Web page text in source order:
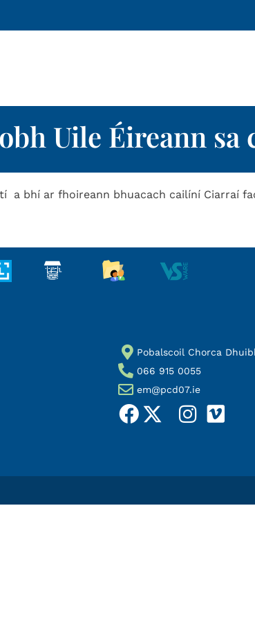
Uile Éireann sa
a bhí ar fhoireann bhuacach cailíní Ciarraí
Pobalscoil Chorca
066 915 0055
em@pcd07.ie